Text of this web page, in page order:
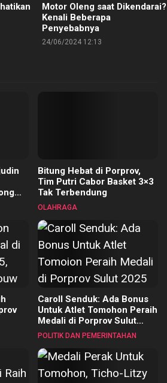
Motor Oleng saat Dikendarai?
Kenali Beberapa
Penyebabnya
24/06/2024 12:13
Bitung Hebat di Porprov,
Tim Putri Cabor Basket 3×3
Tak Terbendung
OLAHRAGA
Caroll Senduk: Ada Bonus
Untuk Atlet Tomohon Peraih
Medali di Porprov Sulut
2025
POLITIK DAN PEMERINTAHAN